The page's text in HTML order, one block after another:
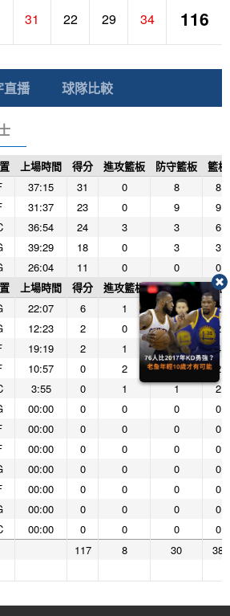
31 22 29 34 116
直播 球隊比較
上場時間 得分 進攻籃板 防守籃板
籃板
37:15 31 0 8
8
31:37 23 0 9
9
36:54 24 3 3
6
39:29 18 0 3
3
26:04 11 0 0
0
上場時間 得分 進攻籃板 防守籃板
籃板
22:07 6 1 1
2
12:23 2 0 2
2
19:19 2 1 3
4
10:57 0 2 0
2
3:55 0 1 1
2
00:00 0 0 0
0
00:00 0 0 0
0
00:00 0 0 0
0
00:00 0 0 0
0
00:00 0 0 0
0
00:00 0 0 0
0
00:00 0 0 0
0
117 8 30
38